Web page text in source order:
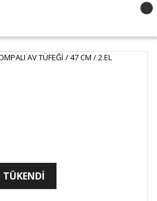
TÜKENDİ